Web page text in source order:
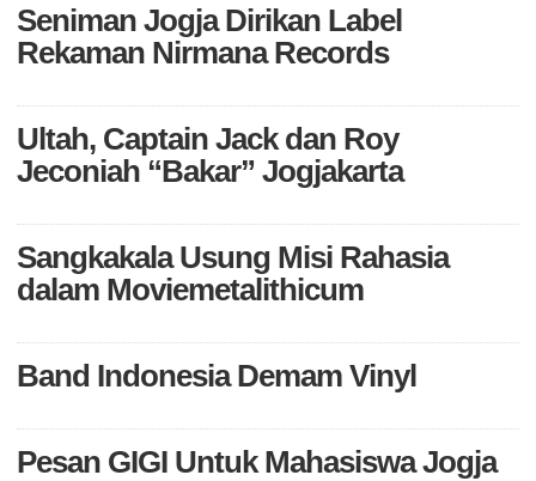
Seniman Jogja Dirikan Label
Rekaman Nirmana Records
Ultah, Captain Jack dan Roy
Jeconiah “Bakar” Jogjakarta
Sangkakala Usung Misi Rahasia
dalam Moviemetalithicum
Band Indonesia Demam Vinyl
Pesan GIGI Untuk Mahasiswa Jogja